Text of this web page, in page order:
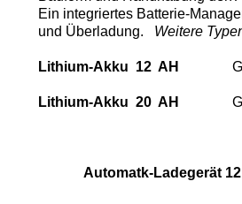
Ein integriertes Batterie-
und Überladung. Weitere
Lithium-Akku 12 AH
Lithium-Akku 20 AH
Automatk-Ladegerät 12